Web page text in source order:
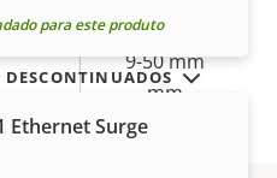
da
9-50 mm
mm
para este produto
Ethernet Surge